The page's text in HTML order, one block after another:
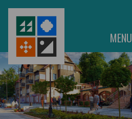
MENU